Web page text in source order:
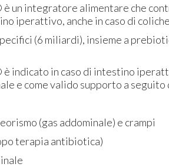
un integratore alimentare che
iperattivo, anche in caso di
(6 miliardi), insieme a
indicato in caso di intestino
e come valido supporto a
(gas addominale) e crampi
terapia antibiotica)